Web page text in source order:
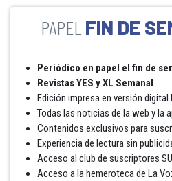
FIN DE
Periódico en papel el fin de
Revistas YES y XL Semanal
Edición impresa en versión digital
Todas las noticias de la web y la
Contenidos exclusivos para
Experiencia de lectura sin
Acceso al club de suscriptores
Acceso a la hemeroteca de La